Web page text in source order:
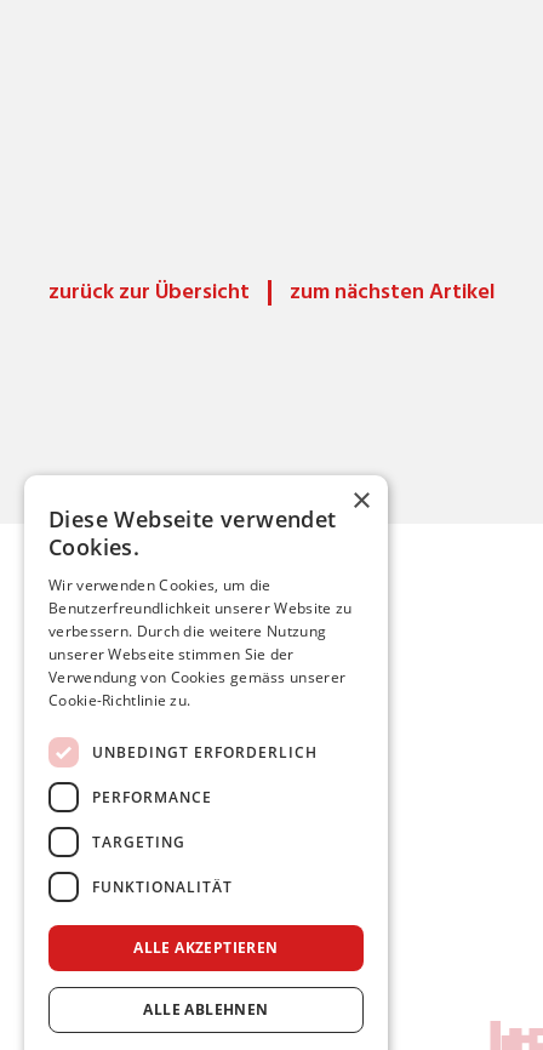
zurück zur Übersicht zum nächsten Artikel
Mario Röthlisberger
mario.roethlisberger@kfnmail.ch
Home
Aktuelles
Meine Politik
Persönlich
Facebook
Instagram
Impressum & Datenschutz
×
Diese Webseite verwendet
Cookies.
Wir verwenden Cookies, um die
Benutzerfreundlichkeit unserer Website zu
verbessern. Durch die weitere Nutzung
unserer Webseite stimmen Sie der
Verwendung von Cookies gemäss unserer
Cookie-Richtlinie zu.
UNBEDINGT ERFORDERLICH
PERFORMANCE
TARGETING
FUNKTIONALITÄT
ALLE AKZEPTIEREN
ALLE ABLEHNEN